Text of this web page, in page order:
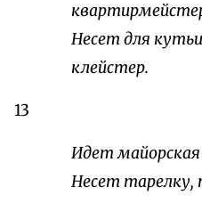
Несет для
клейстер.
13
Идет майорская
Несет тарелку,